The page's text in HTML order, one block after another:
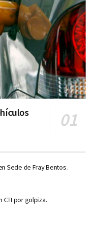
Sede de Fray Bentos.
por golpiza.